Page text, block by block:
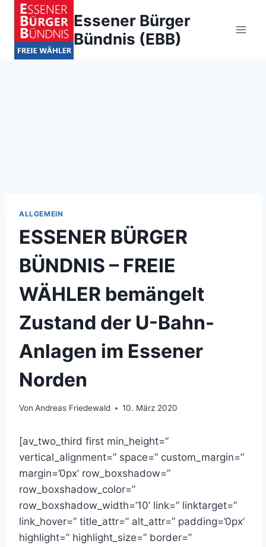
Zum
Inhalt
springen
Essener Bürger
Bündnis (EBB)
ALLGEMEIN
ESSENER BÜRGER
BÜNDNIS – FREIE
WÄHLER bemängelt
Zustand der U-Bahn-
Anlagen im Essener
Norden
Von Andreas Friedewald 10. März 2020
[av_two_third first min_height=”
vertical_alignment=” space=” custom_margin=”
margin=’0px’ row_boxshadow=”
row_boxshadow_color=”
row_boxshadow_width=’10’ link=” linktarget=”
link_hover=” title_attr=” alt_attr=” padding=’0px’
highlight=” highlight_size=” border=”